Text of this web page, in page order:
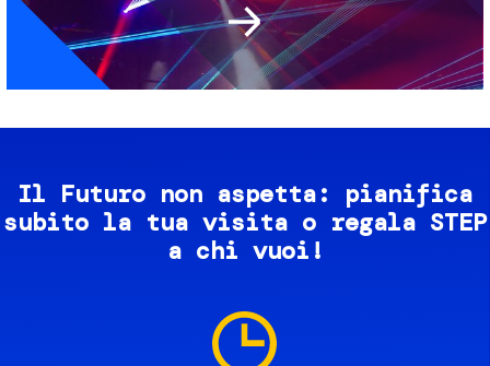
Il Futuro non aspetta: pianifica
subito la tua visita o regala STEP
a chi vuoi!